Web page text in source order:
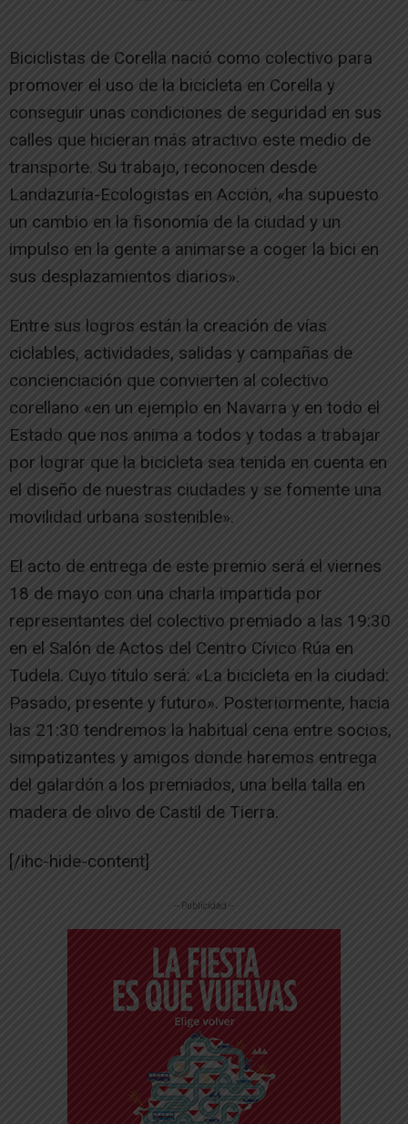
Biciclistas de Corella nació como colectivo para
promover el uso de la bicicleta en Corella y
conseguir unas condiciones de seguridad en sus
calles que hicieran más atractivo este medio de
transporte. Su trabajo, reconocen desde
Landazuría-Ecologistas en Acción, «ha supuesto
un cambio en la fisonomía de la ciudad y un
impulso en la gente a animarse a coger la bici en
sus desplazamientos diarios».
Entre sus logros están la creación de vías
ciclables, actividades, salidas y campañas de
concienciación que convierten al colectivo
corellano «en un ejemplo en Navarra y en todo el
Estado que nos anima a todos y todas a trabajar
por lograr que la bicicleta sea tenida en cuenta en
el diseño de nuestras ciudades y se fomente una
movilidad urbana sostenible».
El acto de entrega de este premio será el viernes
18 de mayo con una charla impartida por
representantes del colectivo premiado a las 19:30
en el Salón de Actos del Centro Cívico Rúa en
Tudela. Cuyo título será: «La bicicleta en la ciudad:
Pasado, presente y futuro». Posteriormente, hacia
las 21:30 tendremos la habitual cena entre socios,
simpatizantes y amigos donde haremos entrega
del galardón a los premiados, una bella talla en
madera de olivo de Castil de Tierra.
[/ihc-hide-content]
-- Publicidad --